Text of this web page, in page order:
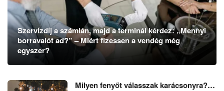
Szervízdíj a számlán, majd a terminál kérdez: „Mennyi
borravalót ad?” – Miért fizessen a vendég még
egyszer?
Milyen fenyőt válasszak karácsonyra?…